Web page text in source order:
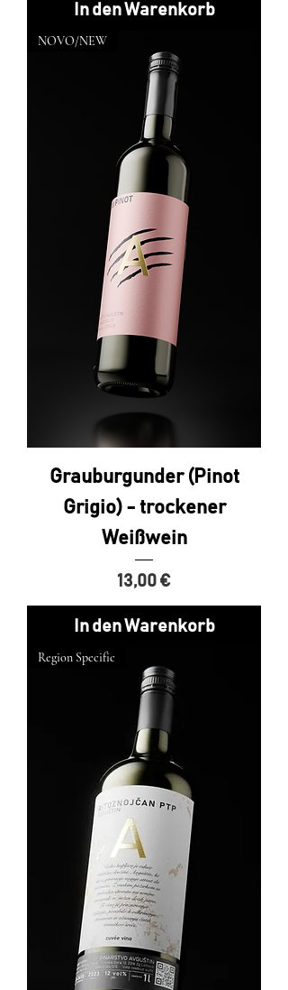
In den Warenkorb
NOVO/NEW
Grauburgunder (Pinot
Grigio) - trockener
Weißwein
Preis
13,00 €
In den Warenkorb
Region Specific